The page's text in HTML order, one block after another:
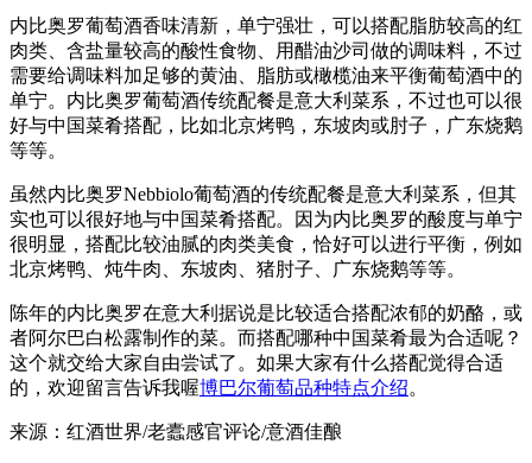
内比奥罗葡萄酒香味清新，单宁强壮，可以搭配脂肪较高的红
肉类、含盐量较高的酸性食物、用醋油沙司做的调味料，不过
需要给调味料加足够的黄油、脂肪或橄榄油来平衡葡萄酒中的
单宁。内比奥罗葡萄酒传统配餐是意大利菜系，不过也可以很
好与中国菜肴搭配，比如北京烤鸭，东坡肉或肘子，广东烧鹅
等等。
虽然内比奥罗Nebbiolo葡萄酒的传统配餐是意大利菜系，但其
实也可以很好地与中国菜肴搭配。因为内比奥罗的酸度与单宁
很明显，搭配比较油腻的肉类美食，恰好可以进行平衡，例如
北京烤鸭、炖牛肉、东坡肉、猪肘子、广东烧鹅等等。
陈年的内比奥罗在意大利据说是比较适合搭配浓郁的奶酪，或
者阿尔巴白松露制作的菜。而搭配哪种中国菜肴最为合适呢？
这个就交给大家自由尝试了。如果大家有什么搭配觉得合适
的，欢迎留言告诉我喔博巴尔葡萄品种特点介绍。
来源：红酒世界/老蠹感官评论/意酒佳酿